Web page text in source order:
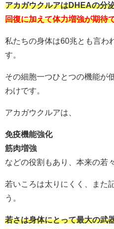
アカガウクルアはDHEAの分
回復に加えて体力増強が期待
私たちの身体は60兆とも言わ
す。
その細胞一つひとつの機能が
わけです。
アカガウクルアは、
免疫機能強化
筋肉増強
などの役割もあり、本来の若
若いころは太りにくく、また
う。
若さは身体にとって最大の武